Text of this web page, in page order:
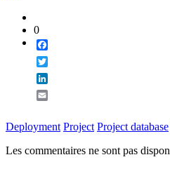
0
Deployment Project Project database
Les commentaires ne sont pas